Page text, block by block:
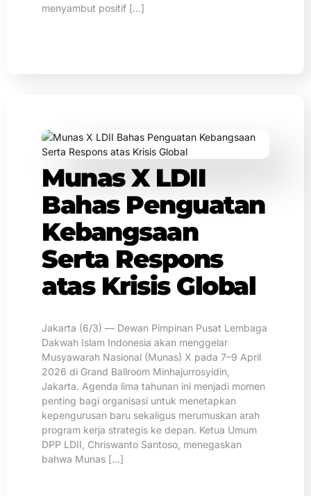
menyambut positif […]
Munas X LDII
Bahas Penguatan
Kebangsaan
Serta Respons
atas Krisis Global
Jakarta (6/3) — Dewan Pimpinan Pusat Lembaga
Dakwah Islam Indonesia akan menggelar
Musyawarah Nasional (Munas) X pada 7–9 April
2026 di Grand Ballroom Minhajurrosyidin,
Jakarta. Agenda lima tahunan ini menjadi momen
penting bagi organisasi untuk menetapkan
kepengurusan baru sekaligus merumuskan arah
program kerja strategis ke depan. Ketua Umum
DPP LDII, Chriswanto Santoso, menegaskan
bahwa Munas […]